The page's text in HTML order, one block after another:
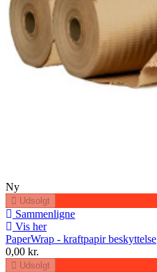
Ny
Udsolgt
Sammenligne
Vis her
PaperWrap - kraftpapir beskyttelse
0,00 kr.
Udsolgt